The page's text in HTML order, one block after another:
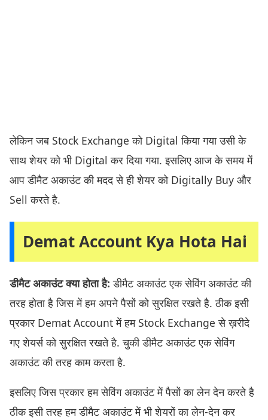
लेकिन जब Stock Exchange को Digital किया गया उसी के
साथ शेयर को भी Digital कर दिया गया. इसलिए आज के समय में
आप डीमैट अकाउंट की मदद से ही शेयर को Digitally Buy और
Sell करते है.
Demat Account Kya Hota Hai
डीमैट अकाउंट क्या होता है: डीमैट अकाउंट एक सेविंग अकाउंट की
तरह होता है जिस में हम अपने पैसों को सुरक्षित रखते है. ठीक इसी
प्रकार Demat Account में हम Stock Exchange से ख़रीदे
गए शेयर्स को सुरक्षित रखते है. चुकी डीमैट अकाउंट एक सेविंग
अकाउंट की तरह काम करता है.
इसलिए जिस प्रकार हम सेविंग अकाउंट में पैसों का लेन देन करते है
ठीक इसी तरह हम डीमैट अकाउंट में भी शेयरों का लेन-देन कर